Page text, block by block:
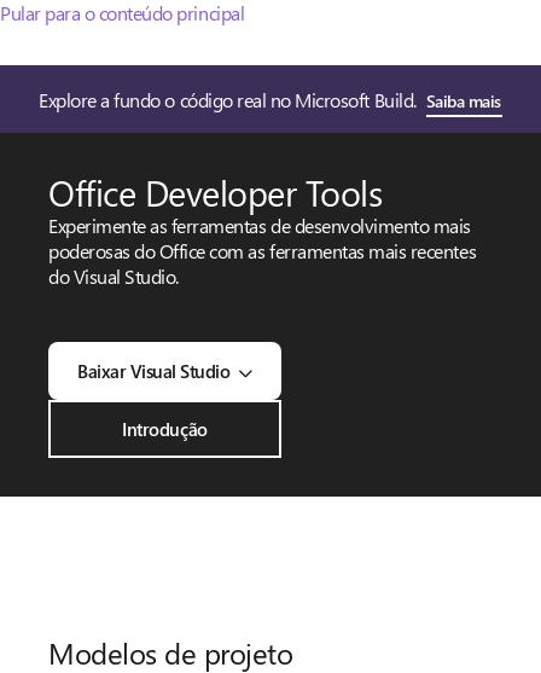
Pular para o conteúdo principal
Explore a fundo o código real no Microsoft Build. Saiba mais
Office Developer Tools
Experimente as ferramentas de desenvolvimento mais
poderosas do Office com as ferramentas mais recentes
do Visual Studio.
Baixar Visual Studio
Introdução
Modelos de projeto